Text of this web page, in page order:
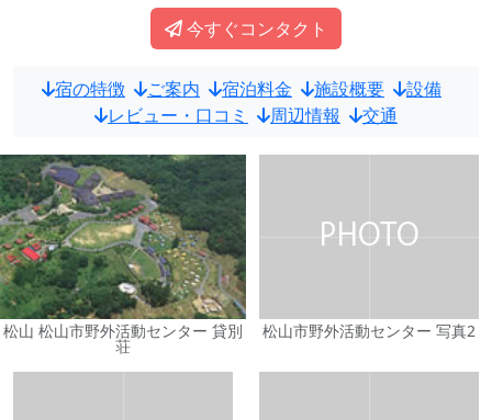
今すぐコンタクト
宿の特徴 ご案内 宿泊料金 施設概要
設備
レビュー・口コミ
周辺情報 交通
松山 松山市野外活動センター 貸別
荘
松山市野外活動センター 写真2